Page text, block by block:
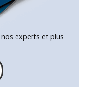
experts et plus